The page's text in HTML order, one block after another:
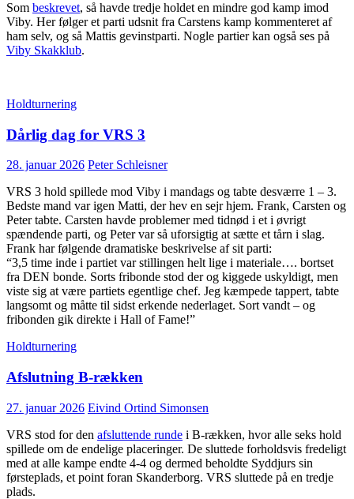
Som beskrevet, så havde tredje holdet en mindre god kamp imod
Viby. Her følger et parti udsnit fra Carstens kamp kommenteret af
ham selv, og så Mattis gevinstparti. Nogle partier kan også ses på
Viby Skakklub.
Holdturnering
Dårlig dag for VRS 3
28. januar 2026 Peter Schleisner
VRS 3 hold spillede mod Viby i mandags og tabte desværre 1 – 3.
Bedste mand var igen Matti, der hev en sejr hjem. Frank, Carsten og
Peter tabte. Carsten havde problemer med tidnød i et i øvrigt
spændende parti, og Peter var så uforsigtig at sætte et tårn i slag.
Frank har følgende dramatiske beskrivelse af sit parti:
“3,5 time inde i partiet var stillingen helt lige i materiale…. bortset
fra DEN bonde. Sorts fribonde stod der og kiggede uskyldigt, men
viste sig at være partiets egentlige chef. Jeg kæmpede tappert, tabte
langsomt og måtte til sidst erkende nederlaget. Sort vandt – og
fribonden gik direkte i Hall of Fame!”
Holdturnering
Afslutning B-rækken
27. januar 2026 Eivind Ortind Simonsen
VRS stod for den afsluttende runde i B-rækken, hvor alle seks hold
spillede om de endelige placeringer. De sluttede forholdsvis fredeligt
med at alle kampe endte 4-4 og dermed beholdte Syddjurs sin
førsteplads, et point foran Skanderborg. VRS sluttede på en tredje
plads.